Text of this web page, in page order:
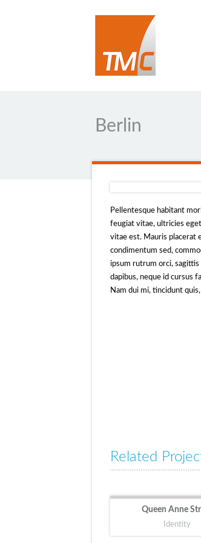
Berlin
Pellentesque habitant
feugiat vitae, ultricies
vitae est. Mauris placerat
condimentum sed,
ipsum rutrum orci, sagittis
dapibus, neque id cursus
Nam dui mi, tincidunt
Related
Queen Anne
Identity